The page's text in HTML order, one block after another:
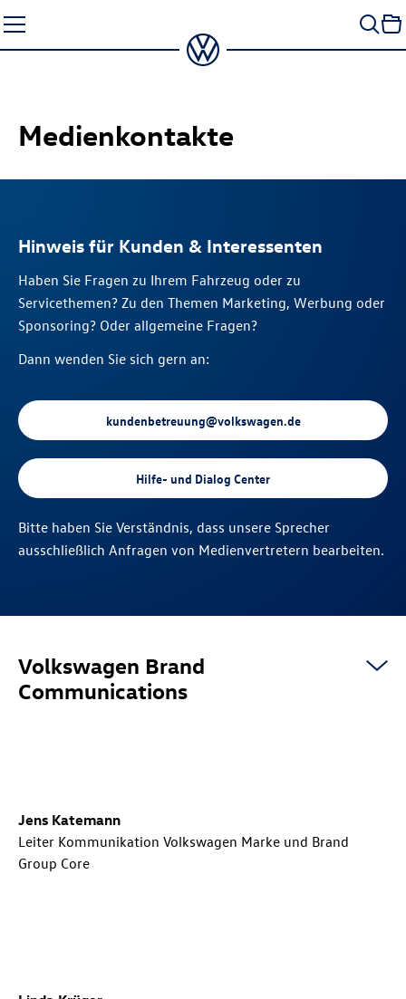
Seiteninhalt
springen
Medienkontakte
Hinweis für Kunden & Interessenten
Haben Sie Fragen zu Ihrem Fahrzeug oder zu
Servicethemen? Zu den Themen Marketing, Werbung oder
Sponsoring? Oder allgemeine Fragen?
Dann wenden Sie sich gern an:
kundenbetreuung@volkswagen.de
Hilfe- und Dialog Center
Bitte haben Sie Verständnis, dass unsere Sprecher
ausschließlich Anfragen von Medienvertretern bearbeiten.
Volkswagen Brand
Communications
Jens Katemann
Leiter Kommunikation Volkswagen Marke und Brand
Group Core